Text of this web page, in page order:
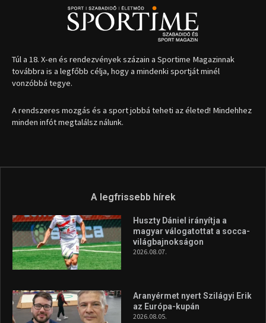
Túl a 18. X-en és rendezvények százain a Sportime Magazinnak
továbbra is a legfőbb célja, hogy a mindenki sportját minél
vonzóbbá tegye.
A rendszeres mozgás és a sport jobbá teheti az életed! Mindehhez
minden infót megtalálsz nálunk.
A legfrissebb hírek
Huszty Dániel irányítja a
magyar válogatottat a socca-
világbajnokságon
2026.08.07.
Aranyérmet nyert Szilágyi Erik
az Európa-kupán
2026.08.05.